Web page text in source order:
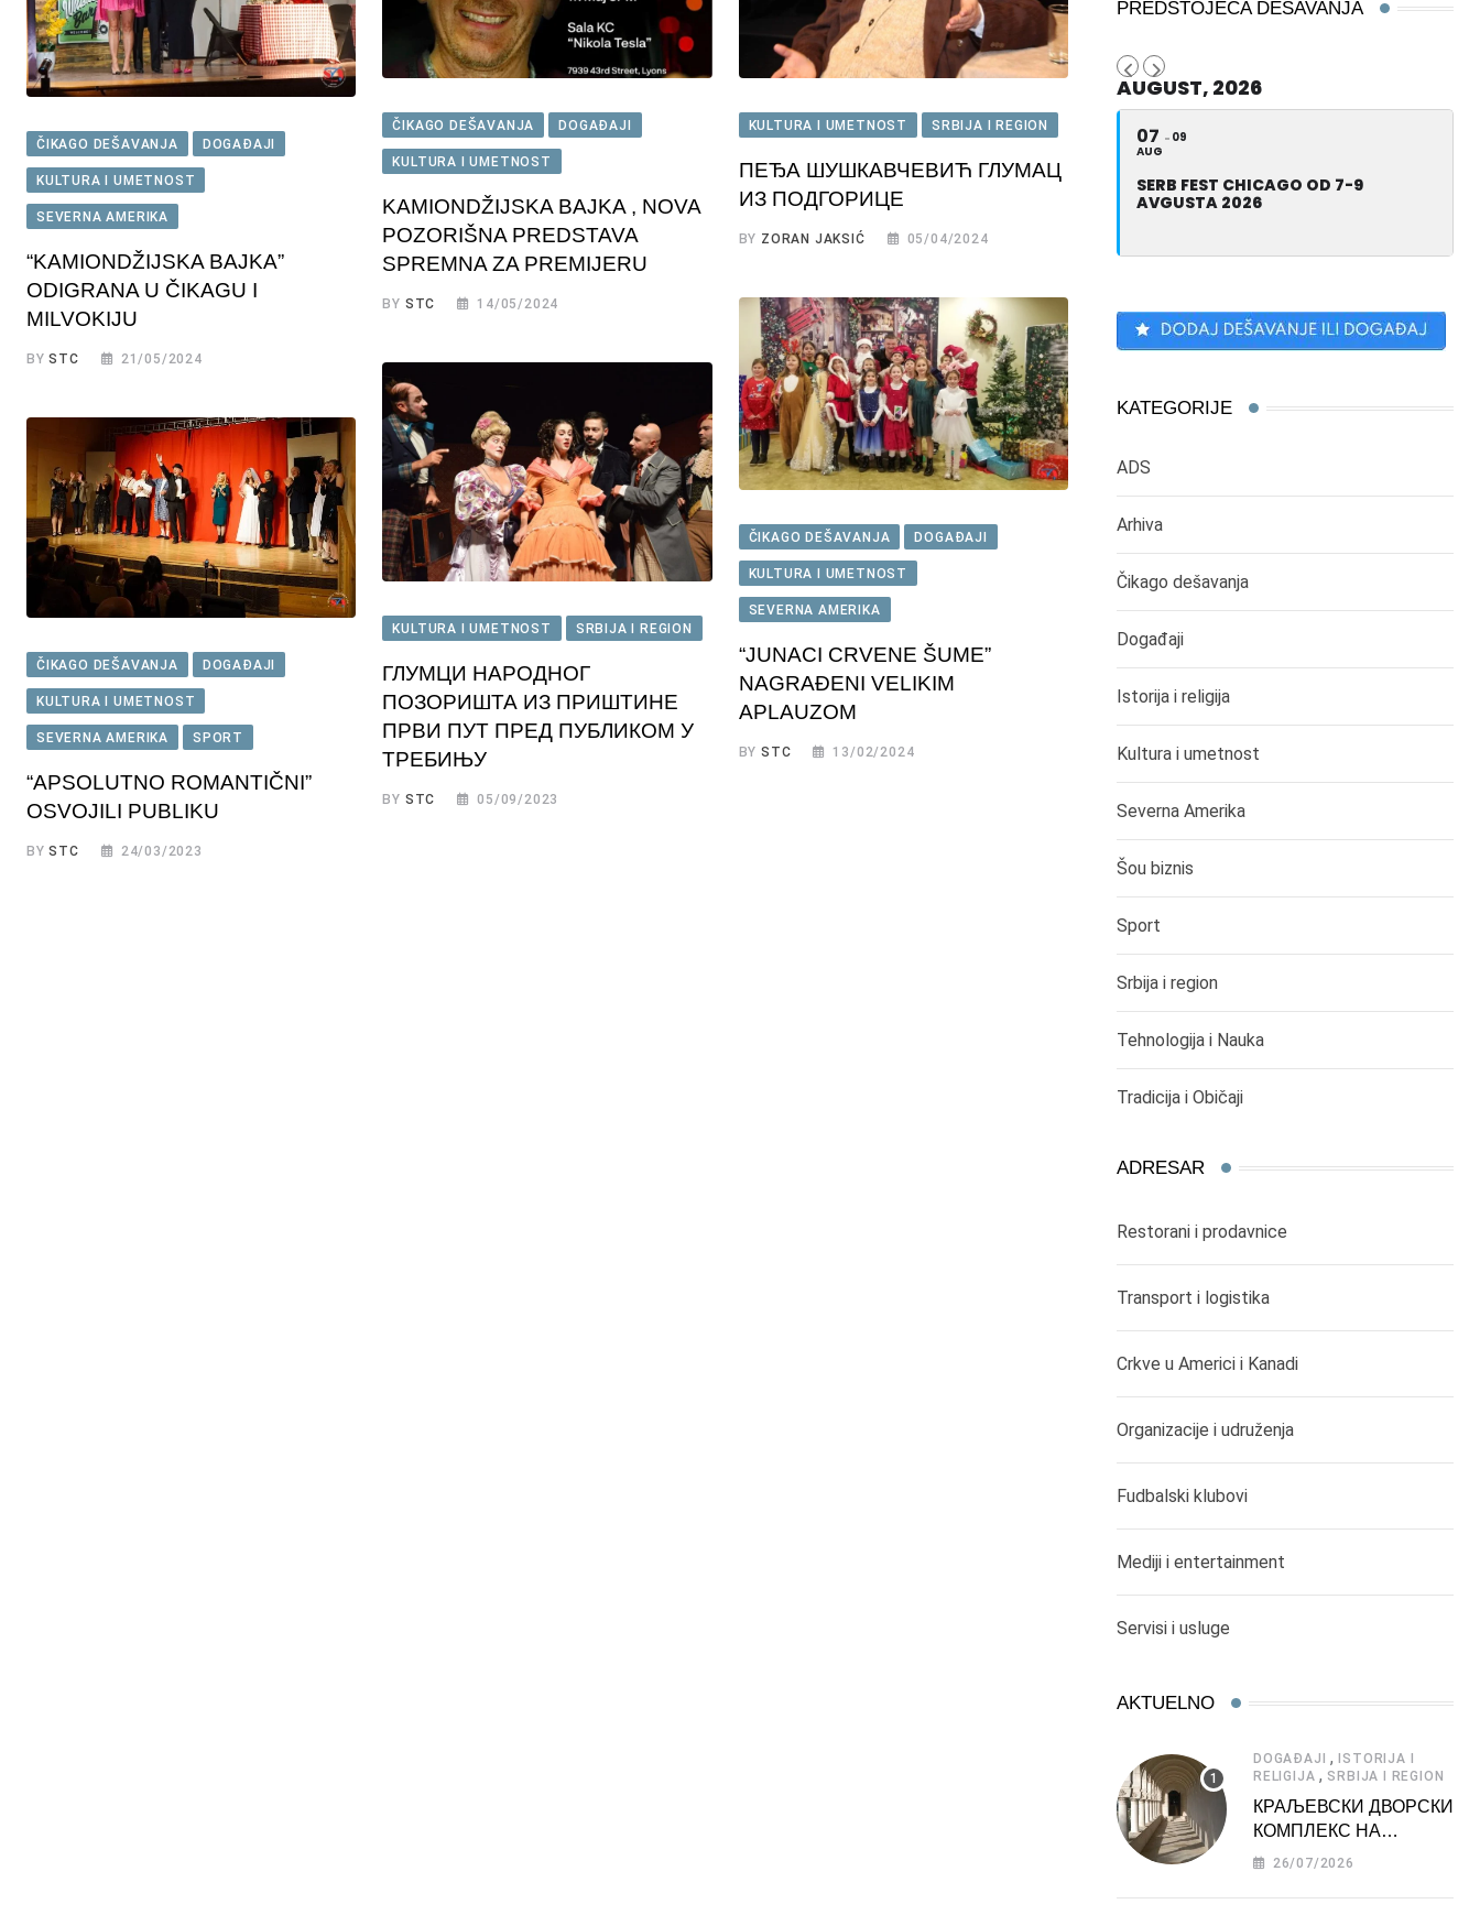
ČIKAGO DEŠAVANJA DOGAĐAJI
KULTURA I UMETNOST
SEVERNA AMERIKA
“KAMIONDŽIJSKA BAJKA”
ODIGRANA U ČIKAGU I
MILVOKIJU
BYSTC 21/05/2024
ČIKAGO DEŠAVANJA DOGAĐAJI
KULTURA I UMETNOST
KAMIONDŽIJSKA BAJKA , NOVA
POZORIŠNA PREDSTAVA
SPREMNA ZA PREMIJERU
BY STC 14/05/2024
KULTURA I UMETNOST SRBIJA I REGION
ПЕЂА ШУШКАВЧЕВИЋ ГЛУМАЦ
ИЗ ПОДГОРИЦЕ
BY ZORAN JAKSIĆ 05/04/2024
ČIKAGO DEŠAVANJA DOGAĐAJI
KULTURA I UMETNOST
SEVERNA AMERIKA
“JUNACI CRVENE ŠUME”
NAGRAĐENI VELIKIM
APLAUZOM
BYSTC 13/02/2024
KULTURA I UMETNOST SRBIJA I REGION
ГЛУМЦИ НАРОДНОГ
ПОЗОРИШТА ИЗ ПРИШТИНЕ
ПРВИ ПУТ ПРЕД ПУБЛИКОМ У
ТРЕБИЊУ
BY STC 05/09/2023
ČIKAGO DEŠAVANJA DOGAĐAJI
KULTURA I UMETNOST
SEVERNA AMERIKA SPORT
“APSOLUTNO ROMANTIČNI”
OSVOJILI PUBLIKU
BYSTC 24/03/2023
PREDSTOJEĆA DEŠAVANJA
AUGUST, 2026
07
AUG
09
SERB FEST CHICAGO OD 7-9
AVGUSTA 2026
KATEGORIJE
ADS
Arhiva
Čikago dešavanja
Događaji
Istorija i religija
Kultura i umetnost
Severna Amerika
Šou biznis
Sport
Srbija i region
Tehnologija i Nauka
Tradicija i Običaji
ADRESAR
Restorani i prodavnice
Transport i logistika
Crkve u Americi i Kanadi
Organizacije i udruženja
Fudbalski klubovi
Mediji i entertainment
Servisi i usluge
AKTUELNO
DOGAĐAJI , ISTORIJA I
RELIGIJA , SRBIJA I REGION
КРАЉЕВСКИ ДВОРСКИ
КОМПЛЕКС НА
ДЕДИЊУ –
АТРАКЦИЈА
26/07/2026